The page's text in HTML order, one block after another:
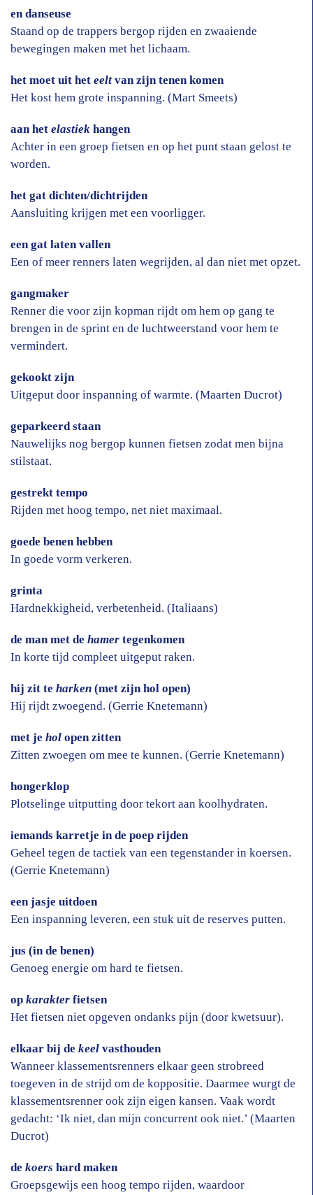
en danseuse
Staand op de trappers bergop rijden en zwaaiende
bewegingen maken met het lichaam.
het moet uit het eelt van zijn tenen komen
Het kost hem grote inspanning. (Mart Smeets)
aan het elastiek hangen
Achter in een groep fietsen en op het punt staan gelost te
worden.
het gat dichten/dichtrijden
Aansluiting krijgen met een voorligger.
een gat laten vallen
Een of meer renners laten wegrijden, al dan niet met opzet.
gangmaker
Renner die voor zijn kopman rijdt om hem op gang te
brengen in de sprint en de luchtweerstand voor hem te
vermindert.
gekookt zijn
Uitgeput door inspanning of warmte. (Maarten Ducrot)
geparkeerd staan
Nauwelijks nog bergop kunnen fietsen zodat men bijna
stilstaat.
gestrekt tempo
Rijden met hoog tempo, net niet maximaal.
goede benen hebben
In goede vorm verkeren.
grinta
Hardnekkigheid, verbetenheid. (Italiaans)
de man met de hamer tegenkomen
In korte tijd compleet uitgeput raken.
hij zit te harken (met zijn hol open)
Hij rijdt zwoegend. (Gerrie Knetemann)
met je hol open zitten
Zitten zwoegen om mee te kunnen. (Gerrie Knetemann)
hongerklop
Plotselinge uitputting door tekort aan koolhydraten.
iemands karretje in de poep rijden
Geheel tegen de tactiek van een tegenstander in koersen.
(Gerrie Knetemann)
een jasje uitdoen
Een inspanning leveren, een stuk uit de reserves putten.
jus (in de benen)
Genoeg energie om hard te fietsen.
op karakter fietsen
Het fietsen niet opgeven ondanks pijn (door kwetsuur).
elkaar bij de keel vasthouden
Wanneer klassementsrenners elkaar geen strobreed
toegeven in de strijd om de koppositie. Daarmee wurgt de
klassementsrenner ook zijn eigen kansen. Vaak wordt
gedacht: ‘Ik niet, dan mijn concurrent ook niet.’ (Maarten
Ducrot)
de koers hard maken
Groepsgewijs een hoog tempo rijden, waardoor